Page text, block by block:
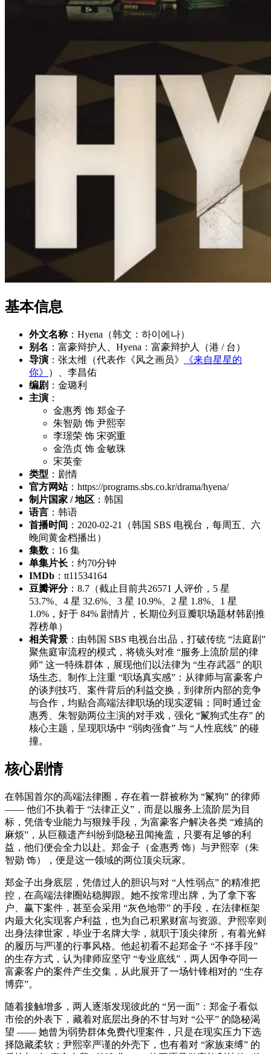
基本信息
外文名称：Hyena（韩文：하이에나）
别名 ：富豪辩护人、Hyena：富豪辩护人（港 / 台）
导演 ：张太维（代表作《风之画员》
《来自星星的
你》
）、李昌佑
编剧 ：金璐利
主演 ：
金惠秀 饰 郑金子
朱智勋 饰 尹熙宰
李璟荣 饰 宋弼重
金浩贞 饰 金敏珠
宋英奎
类型 ：剧情
官方网站：https://programs.sbs.co.kr/drama/hyena/
制片国家 / 地区 ：韩国
语言 ：韩语
首播时间 ：2020-02-21（韩国 SBS 电视台，每周五、六
晚间黄金档播出）
集数 ：16 集
单集片长 ：约70分钟
IMDb ：tt11534164
豆瓣评分：8.7（截止目前共26571 人评价，5 星
53.7%、4 星 32.6%、3 星 10.9%、2 星 1.8%、1 星
1.0%，好于 84% 剧情片，长期位列豆瓣职场题材韩剧推
荐榜单）
相关背景 ：由韩国 SBS 电视台出品，打破传统 “法庭剧”
聚焦庭审流程的模式，将镜头对准 “服务上流阶层的律
师” 这一特殊群体，展现他们以法律为 “生存武器” 的职
场生态。制作上注重 “职场真实感”：从律师与富豪客户
的谈判技巧、案件背后的利益交换，到律所内部的竞争
与合作，均贴合高端法律职场的现实逻辑；同时通过金
惠秀、朱智勋两位主演的对手戏，强化 “鬣狗式生存” 的
核心主题，呈现职场中 “弱肉强食” 与 “人性底线” 的碰
撞。
核心剧情
在韩国首尔的高端法律圈，存在着一群被称为 “鬣狗” 的律师
—— 他们不执着于 “法律正义”，而是以服务上流阶层为目
标，凭借专业能力与狠辣手段，为富豪客户解决各类 “难搞的
麻烦”，从巨额遗产纠纷到隐秘丑闻掩盖，只要有足够的利
益，他们便会全力以赴。郑金子（金惠秀 饰）与尹熙宰（朱
智勋 饰），便是这一领域的两位顶尖玩家。
郑金子出身底层，凭借过人的胆识与对 “人性弱点” 的精准把
控，在高端法律圈站稳脚跟。她不按常理出牌，为了拿下客
户、赢下案件，甚至会采用 “灰色地带” 的手段，在法律框架
内最大化实现客户利益，也为自己积累财富与资源。尹熙宰则
出身法律世家，毕业于名牌大学，就职于顶尖律所，有着光鲜
的履历与严谨的行事风格。他起初看不起郑金子 “不择手段”
的生存方式，认为律师应坚守 “专业底线”，两人因争夺同一
富豪客户的案件产生交集，从此展开了一场针锋相对的 “生存
博弈”。
随着接触增多，两人逐渐发现彼此的 “另一面”：郑金子看似
市侩的外表下，藏着对底层出身的不甘与对 “公平” 的隐秘渴
望 —— 她曾为弱势群体免费代理案件，只是在现实压力下选
择隐藏柔软；尹熙宰严谨的外壳下，也有着对 “家族束缚” 的